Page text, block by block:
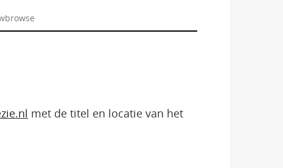
met de titel en locatie van het